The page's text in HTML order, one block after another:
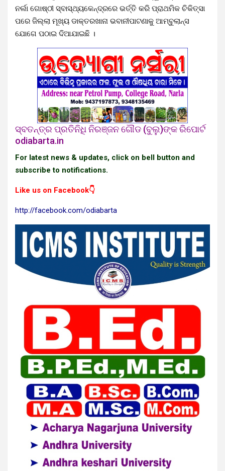
ନର୍ଲା ଗୋଷ୍ଠୀ ସ୍ବାସ୍ଥ୍ୟକେନ୍ଦ୍ରରେ ଭର୍ତ୍ତି କରି ପ୍ରାଥମିକ ଚିକିତ୍ସା
ପରେ ଜିଲ୍ଲା ମୂଖ୍ୟ ଡାକ୍ତରଖାନା ଭବାନୀପାଟଣାକୁ ଆମ୍ବୁଲାନ୍ସ
ଯୋଗେ ପଠାଇ ଦିଆଯାଇଛି ।
ସ୍ବତନ୍ତ୍ର ପ୍ରତିନିଧି ନିରଞ୍ଜନ ଗୌଡ (ବୁଲୁ)ଙ୍କ ରିପୋର୍ଟ
odiabarta.in
For latest news & updates, click on bell button and
subscribe to notifications.
Like us on Facebook👇
http://facebook.com/odiabarta